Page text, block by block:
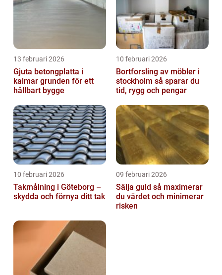
13 februari 2026
Gjuta betongplatta i
kalmar grunden för ett
hållbart bygge
10 februari 2026
Bortforsling av möbler i
stockholm så sparar du
tid, rygg och pengar
10 februari 2026
Takmålning i Göteborg –
skydda och förnya ditt tak
09 februari 2026
Sälja guld så maximerar
du värdet och minimerar
risken